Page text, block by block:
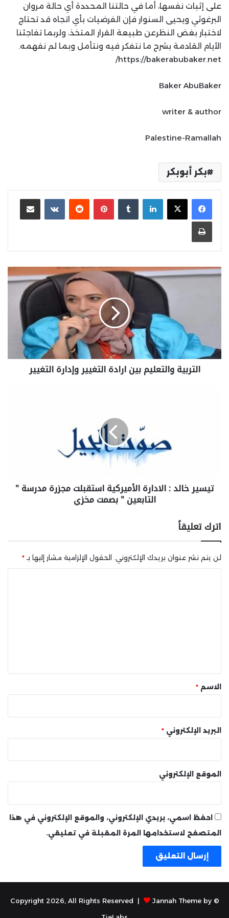
على إثبات نفسها، أما في حالتنا المحددة أي حالة مروان
البرغوثي ويحيى السنوار فإن الفرضيات بأي اتجاه قد تحتاج
لاختبار بغض النظرعن طبيعة القرار المتخذ، ولربما تفاجئنا
الأيام القادمة بشرح ما نتفكر فيه ونتأمل وبما لم نفهمه.
https://bakerabubaker.net/
Baker AbuBaker
writer & author
Palestine-Ramallah
بكر أبوبكر
لينكدإن بينتيريست مشاركة عبر البريد
طباعة
التربية والتعليم بين ارادة التغيير وإدارة التغيير
تيسير خالد : الادارة الأميركية استقبلت مجزرة مدرسة "
التابعين " بصمت مخزي
اترك تعليقاً
لن يتم نشر عنوان بريدك الإلكتروني. الحقول الإلزامية مشار إليها بـ *
* الاسم *
البريد الإلكتروني *
الموقع الإلكتروني
احفظ اسمي، بريدي الإلكتروني، والموقع الإلكتروني في هذا
المتصفح لاستخدامها المرة المقبلة في تعليقي.
© Copyright 2026, All Rights Reserved |
Jannah Theme by